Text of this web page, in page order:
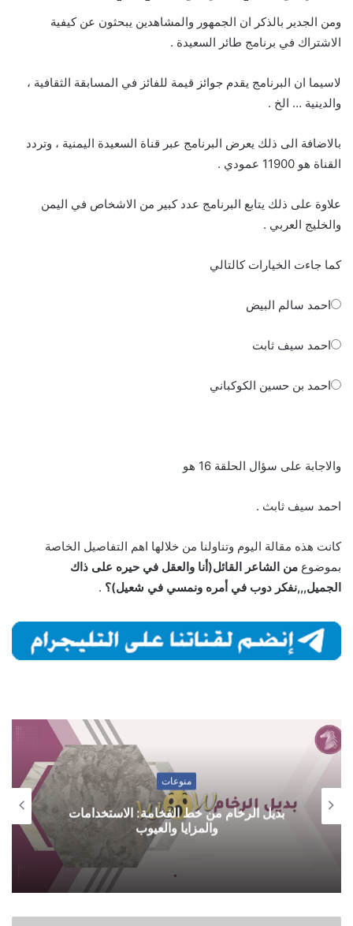
ومن الجدير بالذكر ان الجمهور والمشاهدين يبحثون عن كيفية
الاشتراك في برنامج طائر السعيدة .
لاسيما ان البرنامج يقدم جوائز قيمة للفائز في المسابقة الثقافية ،
والدينية … الخ .
بالاضافة الى ذلك يعرض البرنامج عبر قناة السعيدة اليمنية ، وتردد
القناة هو 11900 عمودي .
علاوة على ذلك يتابع البرنامج عدد كبير من الاشخاص في اليمن
والخليج العربي .
كما جاءت الخيارات كالتالي
احمد سالم البيض
احمد سيف ثابت
احمد بن حسين الكوكباني
والاجابة على سؤال الحلقة 16 هو
احمد سيف ثابث .
كانت هذه مقالة اليوم وتناولنا من خلالها اهم التفاصيل الخاصة
بموضوع من الشاعر القائل(أنا والعقل في حيره على ذاك
الجميل,,,نفكر دوب في أمره ونمسي في شعيل)؟ .
منوعات
بديل الرخام من خط الفخامة: الاستخدامات
والمزايا والعيوب